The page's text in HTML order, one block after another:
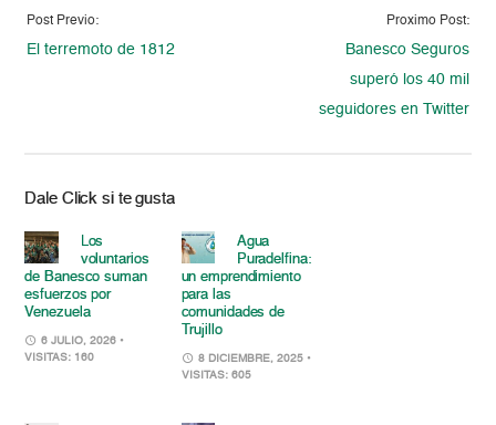
Post Previo:
El terremoto de 1812
Proximo Post:
Banesco Seguros
superó los 40 mil
seguidores en Twitter
Dale Click si te gusta
Los
voluntarios
de Banesco suman
esfuerzos por
Venezuela
6 JULIO, 2026 •
VISITAS: 160
Agua
Puradelfina:
un emprendimiento
para las
comunidades de
Trujillo
8 DICIEMBRE, 2025 •
VISITAS: 605